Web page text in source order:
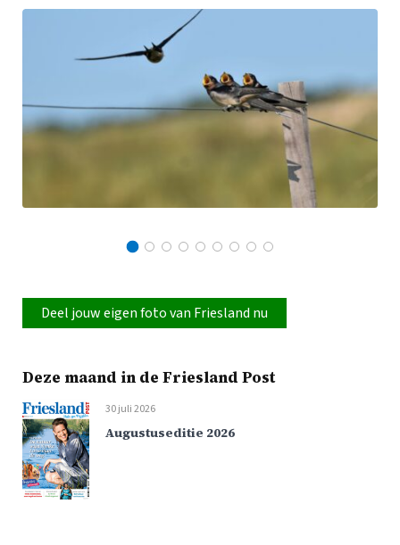
Deel jouw eigen foto van Friesland nu
Deze maand in de Friesland Post
30 juli 2026
Augustuseditie 2026